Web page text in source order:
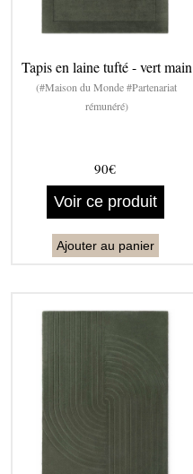
Tapis en laine tufté - vert main
(#Maison du Monde #Partenariat
rémunéré)
90€
Voir ce produit
Ajouter au panier